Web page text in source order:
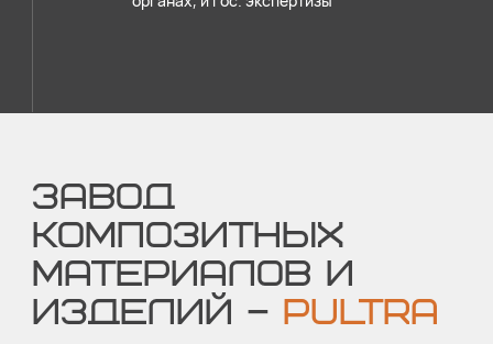
ЗАВОД
КОМПОЗИТНЫХ
МАТЕРИАЛОВ И
ИЗДЕЛИЙ – PULTRA